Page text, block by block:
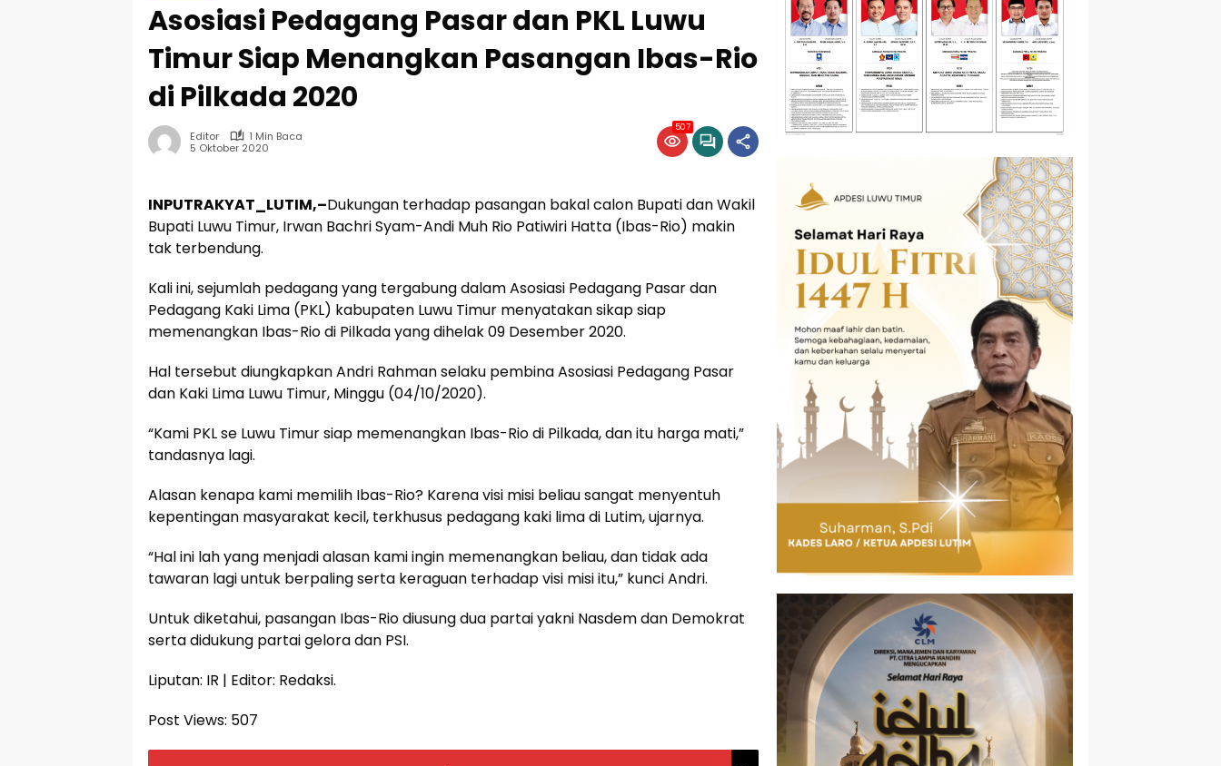
Asosiasi Pedagang Pasar dan PKL Luwu
Timur Siap Menangkan Pasangan Ibas-Rio
di Pilkada 2020
Editor
1 Min Baca
5 Oktober 2020
507
INPUTRAKYAT_LUTIM,–Dukungan terhadap pasangan bakal calon Bupati dan Wakil
Bupati Luwu Timur, Irwan Bachri Syam-Andi Muh Rio Patiwiri Hatta (Ibas-Rio) makin
tak terbendung.
Kali ini, sejumlah pedagang yang tergabung dalam Asosiasi Pedagang Pasar dan
Pedagang Kaki Lima (PKL) kabupaten Luwu Timur menyatakan sikap siap
memenangkan Ibas-Rio di Pilkada yang dihelak 09 Desember 2020.
Hal tersebut diungkapkan Andri Rahman selaku pembina Asosiasi Pedagang Pasar
dan Kaki Lima Luwu Timur, Minggu (04/10/2020).
“Kami PKL se Luwu Timur siap memenangkan Ibas-Rio di Pilkada, dan itu harga mati,”
tandasnya lagi.
Alasan kenapa kami memilih Ibas-Rio? Karena visi misi beliau sangat menyentuh
kepentingan masyarakat kecil, terkhusus pedagang kaki lima di Lutim, ujarnya.
“Hal ini lah yang menjadi alasan kami ingin memenangkan beliau, dan tidak ada
tawaran lagi untuk berpaling serta keraguan terhadap visi misi itu,” kunci Andri.
Untuk diketahui, pasangan Ibas-Rio diusung dua partai yakni Nasdem dan Demokrat
serta didukung partai gelora dan PSI.
Liputan: IR | Editor: Redaksi.
Post Views: 507